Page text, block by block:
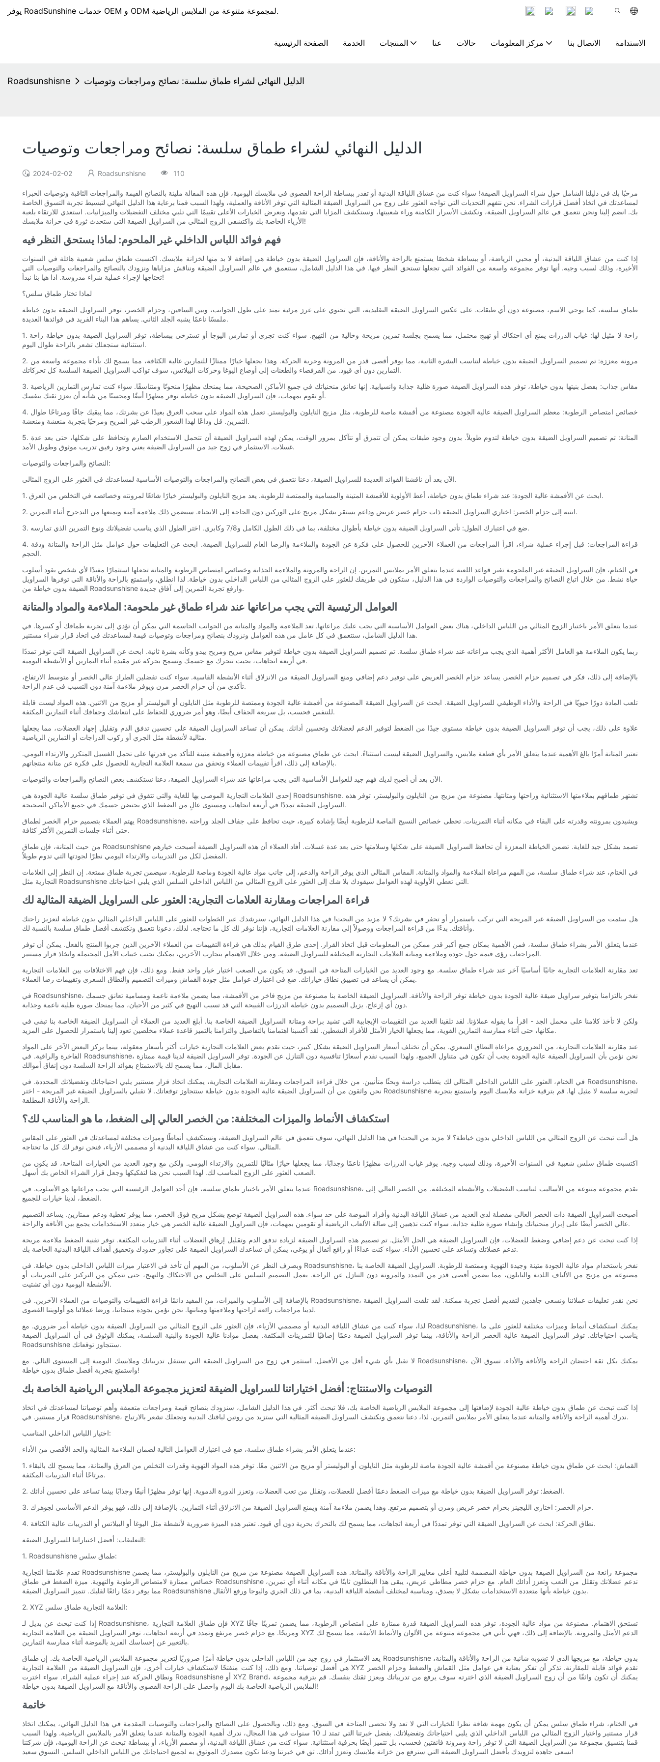
يوفر RoadSunshine خدمات OEM و ODM لمجموعة متنوعة من الملابس الرياضية.
الصفحة الرئيسية الخدمة المنتجات عنا حالات مركز المعلومات الاتصال بنا الاستدامة
Roadsunshisne الدليل النهائي لشراء طماق سلسة: نصائح ومراجعات وتوصيات
الدليل النهائي لشراء طماق سلسة: نصائح ومراجعات وتوصيات
2024-02-02 Roadsunshisne 110
مرحبًا بك في دليلنا الشامل حول شراء السراويل الضيقة! سواء كنت من عشاق اللياقة البدنية أو تقدر ببساطة الراحة القصوى في ملابسك اليومية، فإن هذه المقالة مليئة بالنصائح القيمة والمراجعات الثاقبة وتوصيات الخبراء
لمساعدتك في اتخاذ أفضل قرارات الشراء. نحن نتفهم التحديات التي تواجه العثور على زوج من السراويل الضيقة المثالية التي توفر الأناقة والعملية، ولهذا السبب قمنا برعاية هذا الدليل النهائي لتبسيط تجربة التسوق الخاصة
بك. انضم إلينا ونحن نتعمق في عالم السراويل الضيقة، ونكشف الأسرار الكامنة وراء شعبيتها، ونستكشف المزايا التي تقدمها، ونعرض الخيارات الأعلى تقييمًا التي تلبي مختلف التفضيلات والميزانيات. استعدي للارتقاء بلعبة
الأزياء الخاصة بك واكتشفي الزوج المثالي من السراويل الضيقة التي ستحدث ثورة في خزانة ملابسك!
فهم فوائد اللباس الداخلي غير الملحوم: لماذا يستحق النظر فيه
إذا كنت من عشاق اللياقة البدنية، أو محبي الرياضة، أو ببساطة شخصًا يستمتع بالراحة والأناقة، فإن السراويل الضيقة بدون خياطة هي إضافة لا بد منها لخزانة ملابسك. اكتسبت طماق سلس شعبية هائلة في السنوات
الأخيرة، وذلك لسبب وجيه. أنها توفر مجموعة واسعة من الفوائد التي تجعلها تستحق النظر فيها. في هذا الدليل الشامل، سنتعمق في عالم السراويل الضيقة ونناقش مزاياها ونزودك بالنصائح والمراجعات والتوصيات التي
تحتاجها لإجراء عملية شراء مدروسة. اذا هيا بنا نبدأ!
لماذا تختار طماق سلس؟
طماق سلسة، كما يوحي الاسم، مصنوعة دون أي طبقات. على عكس السراويل الضيقة التقليدية، التي تحتوي على غرز مرئية تمتد على طول الجوانب، وبين الساقين، وحزام الخصر، توفر السراويل الضيقة بدون خياطة
ملمسًا ناعمًا يشبه الجلد الثاني. يساهم هذا البناء الفريد في فوائدها العديدة.
1. راحة لا مثيل لها: غياب الدرزات يمنع أي احتكاك أو تهيج محتمل، مما يسمح بجلسة تمرين مريحة وخالية من التهيج. سواء كنت تجري أو تمارس اليوجا أو تسترخي ببساطة، توفر السراويل الضيقة بدون خياطة راحة
استثنائية ستجعلك تشعر بالراحة طوال اليوم.
2. مرونة معززة: تم تصميم السراويل الضيقة بدون خياطة لتناسب البشرة الثانية، مما يوفر أقصى قدر من المرونة وحرية الحركة. وهذا يجعلها خيارًا ممتازًا للتمارين عالية الكثافة، مما يسمح لك بأداء مجموعة واسعة من
التمارين دون أي قيود. من القرفصاء والطعنات إلى أوضاع اليوغا وحركات البيلاتس، سوف تواكب السراويل الضيقة السلسة كل تحركاتك.
3. مقاس جذاب: بفضل بنيتها بدون خياطة، توفر هذه السراويل الضيقة صورة ظلية جذابة وانسيابية. إنها تعانق منحنياتك في جميع الأماكن الصحيحة، مما يمنحك مظهرًا منحوتًا ومتناسقًا. سواء كنت تمارس التمارين الرياضية
أو تقوم بمهمات، فإن السراويل الضيقة بدون خياطة توفر مظهرًا أنيقًا ومحسنًا من شأنه أن يعزز ثقتك بنفسك.
4. خصائص امتصاص الرطوبة: معظم السراويل الضيقة عالية الجودة مصنوعة من أقمشة ماصة للرطوبة، مثل مزيج النايلون والبوليستر. تعمل هذه المواد على سحب العرق بعيدًا عن بشرتك، مما يبقيك جافًا ومرتاحًا طوال
التمرين. قل وداعًا لهذا الشعور الرطب غير المريح ومرحبًا بتجربة منعشة ومنعشة.
5. المتانة: تم تصميم السراويل الضيقة بدون خياطة لتدوم طويلاً. بدون وجود طبقات يمكن أن تتمزق أو تتآكل بمرور الوقت، يمكن لهذه السراويل الضيقة أن تتحمل الاستخدام الصارم وتحافظ على شكلها، حتى بعد عدة
غسلات. الاستثمار في زوج جيد من السراويل الضيقة يعني وجود رفيق تدريب موثوق وطويل الأمد.
النصائح والمراجعات والتوصيات:
الآن بعد أن ناقشنا الفوائد العديدة للسراويل الضيقة، دعنا نتعمق في بعض النصائح والمراجعات والتوصيات الأساسية لمساعدتك في العثور على الزوج المثالي.
1. ابحث عن الأقمشة عالية الجودة: عند شراء طماق بدون خياطة، أعط الأولوية للأقمشة المتينة والمسامية والممتصة للرطوبة. يعد مزيج النايلون والبوليستر خيارًا شائعًا لمرونته وخصائصه في التخلص من العرق.
2. انتبه إلى حزام الخصر: اختاري السراويل الضيقة ذات حزام خصر عريض وداعم يستقر بشكل مريح على الوركين دون الحاجة إلى الانحناء. سيضمن ذلك ملاءمة آمنة ويمنعها من التدحرج أثناء التمرين.
3. ضع في اعتبارك الطول: تأتي السراويل الضيقة بدون خياطة بأطوال مختلفة، بما في ذلك الطول الكامل و7/8 وكابري. اختر الطول الذي يناسب تفضيلاتك ونوع التمرين الذي تمارسه.
4. قراءة المراجعات: قبل إجراء عملية شراء، اقرأ المراجعات من العملاء الآخرين للحصول على فكرة عن الجودة والملاءمة والرضا العام للسراويل الضيقة. ابحث عن التعليقات حول عوامل مثل الراحة والمتانة ودقة
الحجم.
في الختام، فإن السراويل الضيقة غير الملحومة تغير قواعد اللعبة عندما يتعلق الأمر بملابس التمرين. إن الراحة والمرونة والملاءمة الجذابة وخصائص امتصاص الرطوبة والمتانة تجعلها استثمارًا مفيدًا لأي شخص يقود أسلوب
حياة نشط. من خلال اتباع النصائح والمراجعات والتوصيات الواردة في هذا الدليل، ستكون في طريقك للعثور على الزوج المثالي من اللباس الداخلي بدون خياطة. لذا انطلق، واستمتع بالراحة والأناقة التي توفرها السراويل
الضيقة بدون خياطة من Roadsunshisne وارفع تجربة التمرين إلى آفاق جديدة.
العوامل الرئيسية التي يجب مراعاتها عند شراء طماق غير ملحومة: الملاءمة والمواد والمتانة
عندما يتعلق الأمر باختيار الزوج المثالي من اللباس الداخلي، هناك بعض العوامل الأساسية التي يجب عليك مراعاتها. تعد الملاءمة والمواد والمتانة من الجوانب الحاسمة التي يمكن أن تؤدي إلى تجربة طماقك أو كسرها. في
هذا الدليل الشامل، سنتعمق في كل عامل من هذه العوامل ونزودك بنصائح ومراجعات وتوصيات قيمة لمساعدتك في اتخاذ قرار شراء مستنير.
ربما يكون الملاءمة هو العامل الأكثر أهمية الذي يجب مراعاته عند شراء طماق سلسة. تم تصميم السراويل الضيقة بدون خياطة لتوفير مقاس مريح ومريح يبدو وكأنه بشرة ثانية. ابحث عن السراويل الضيقة التي توفر تمددًا
في أربعة اتجاهات، بحيث تتحرك مع جسمك وتسمح بحركة غير مقيدة أثناء التمارين أو الأنشطة اليومية.
بالإضافة إلى ذلك، فكر في تصميم حزام الخصر. يساعد حزام الخصر العريض على توفير دعم إضافي ومنع السراويل الضيقة من الانزلاق أثناء الأنشطة القاسية. سواء كنت تفضلين الطراز عالي الخصر أو متوسط ​​الارتفاع،
تأكدي من أن حزام الخصر مرن ويوفر ملاءمة آمنة دون التسبب في عدم الراحة.
تلعب المادة دورًا حيويًا في الراحة والأداء الوظيفي للسراويل الضيقة. ابحث عن السراويل الضيقة المصنوعة من أقمشة عالية الجودة وممتصة للرطوبة مثل النايلون أو البوليستر أو مزيج من الاثنين. هذه المواد ليست قابلة
للتنفس فحسب، بل سريعة الجفاف أيضًا، وهو أمر ضروري للحفاظ على انتعاشك وجفافك أثناء التمارين المكثفة.
علاوة على ذلك، يجب أن توفر السراويل الضيقة بدون خياطة مستوى جيدًا من الضغط لتوفير الدعم لعضلاتك وتحسين أدائك. يمكن أن تساعد السراويل الضيقة على تحسين تدفق الدم وتقليل إجهاد العضلات، مما يجعلها
مثالية لأنشطة مثل الجري أو ركوب الدراجات أو التمارين الرياضية.
تعتبر المتانة أمرًا بالغ الأهمية عندما يتعلق الأمر بأي قطعة ملابس، والسراويل الضيقة ليست استثناءً. ابحث عن طماق مصنوعة من خياطة معززة وأقمشة متينة للتأكد من قدرتها على تحمل الغسيل المتكرر والارتداء اليومي.
بالإضافة إلى ذلك، اقرأ تقييمات العملاء وتحقق من سمعة العلامة التجارية للحصول على فكرة عن متانة منتجاتهم.
الآن بعد أن أصبح لديك فهم جيد للعوامل الأساسية التي يجب مراعاتها عند شراء السراويل الضيقة، دعنا نستكشف بعض النصائح والمراجعات والتوصيات.
إحدى العلامات التجارية الموصى بها للغاية والتي تتفوق في توفير طماق سلسة عالية الجودة هي Roadsunshisne. تشتهر طماقهم بملاءمتها الاستثنائية وراحتها ومتانتها. مصنوعة من مزيج من النايلون والبوليستر، توفر هذه
السراويل الضيقة تمددًا في أربعة اتجاهات ومستوى عالٍ من الضغط الذي يحتضن جسمك في جميع الأماكن الصحيحة.
يهتم العملاء بتصميم حزام الخصر لطماق Roadsunshisne، ويشيدون بمرونته وقدرته على البقاء في مكانه أثناء التمرينات. تحظى خصائص النسيج الماصة للرطوبة أيضًا بإشادة كبيرة، حيث تحافظ على جفاف الجلد وراحته
حتى أثناء جلسات التمرين الأكثر كثافة.
من حيث المتانة، فإن طماق Roadsunshisne تصمد بشكل جيد للغاية. تضمن الخياطة المعززة أن تحافظ السراويل الضيقة على شكلها وسلامتها حتى بعد عدة غسلات. أفاد العملاء أن هذه السراويل الضيقة أصبحت خيارهم
المفضل لكل من التدريبات والارتداء اليومي نظرًا لجودتها التي تدوم طويلاً.
في الختام، عند شراء طماق سلسة، من المهم مراعاة الملاءمة والمواد والمتانة. المقاس المثالي الذي يوفر الراحة والدعم، إلى جانب مواد عالية الجودة وماصة للرطوبة، سيضمن تجربة طماق ممتعة. إن النظر إلى العلامات
التجارية مثل Roadsunshisne التي تعطي الأولوية لهذه العوامل سيقودك بلا شك إلى العثور على الزوج المثالي من اللباس الداخلي السلس الذي يلبي احتياجاتك.
قراءة المراجعات ومقارنة العلامات التجارية: العثور على السراويل الضيقة المثالية لك
هل سئمت من السراويل الضيقة غير المريحة التي تركب باستمرار أو تحفر في بشرتك؟ لا مزيد من البحث! في هذا الدليل النهائي، سنرشدك عبر الخطوات للعثور على اللباس الداخلي المثالي بدون خياطة لتعزيز راحتك
وأناقتك. بدءًا من قراءة المراجعات ووصولاً إلى مقارنة العلامات التجارية، فإننا نوفر لك كل ما تحتاجه. لذلك، دعونا نتعمق ونكتشف أفضل طماق سلسة بالنسبة لك.
عندما يتعلق الأمر بشراء طماق سلسة، فمن الأهمية بمكان جمع أكبر قدر ممكن من المعلومات قبل اتخاذ القرار. إحدى طرق القيام بذلك هي قراءة التقييمات من العملاء الآخرين الذين جربوا المنتج بالفعل. يمكن أن توفر
المراجعات رؤى قيمة حول جودة وملاءمة ومتانة العلامات التجارية المختلفة للسراويل الضيقة. ومن خلال الاهتمام بتجارب الآخرين، يمكنك تجنب خيبات الأمل المحتملة واتخاذ قرار مستنير.
تعد مقارنة العلامات التجارية جانبًا أساسيًا آخر عند شراء طماق سلسة. مع وجود العديد من الخيارات المتاحة في السوق، قد يكون من الصعب اختيار خيار واحد فقط. ومع ذلك، فإن فهم الاختلافات بين العلامات التجارية
يمكن أن يساعد في تضييق نطاق خياراتك. ضع في اعتبارك عوامل مثل جودة القماش وميزات التصميم والنطاق السعري وتقييمات رضا العملاء.
في Roadsunshisne، نفخر بالتزامنا بتوفير سراويل ضيقة عالية الجودة بدون خياطة توفر الراحة والأناقة. السراويل الضيقة الخاصة بنا مصنوعة من مزيج فاخر من الأقمشة، مما يضمن ملاءمة ناعمة ومسامية تعانق جسمك
دون أي إزعاج. يزيل التصميم بدون خياطة الدرزات القبيحة التي قد تسبب التهيج في كثير من الأحيان، مما يمنحك صورة ظلية ناعمة وجذابة.
ولكن لا تأخذ كلامنا على محمل الجد - اقرأ ما يقوله عملاؤنا. لقد تلقينا العديد من التقييمات الإيجابية التي تشيد براحة ومتانة السراويل الضيقة الخاصة بنا. أبلغ العديد من العملاء أن السراويل الضيقة الخاصة بنا تبقى في
مكانها، حتى أثناء ممارسة التمارين القوية، مما يجعلها الخيار الأمثل للأفراد النشطين. لقد أكسبنا اهتمامنا بالتفاصيل والتزامنا بالتميز قاعدة عملاء مخلصين تعود إلينا باستمرار للحصول على المزيد.
عند مقارنة العلامات التجارية، من الضروري مراعاة النطاق السعري. يمكن أن تختلف أسعار السراويل الضيقة بشكل كبير، حيث تقدم بعض العلامات التجارية خيارات أكثر بأسعار معقولة، بينما يركز البعض الآخر على المواد
الفاخرة والراقية. في Roadsunshisne، نحن نؤمن بأن السراويل الضيقة عالية الجودة يجب أن تكون في متناول الجميع، ولهذا السبب نقدم أسعارًا تنافسية دون التنازل عن الجودة. توفر السراويل الضيقة لدينا قيمة ممتازة
مقابل المال، مما يسمح لك بالاستمتاع بفوائد الراحة السلسة دون إنفاق أموالك.
في الختام، العثور على اللباس الداخلي المثالي لك يتطلب دراسة وبحثًا متأنيين. من خلال قراءة المراجعات ومقارنة العلامات التجارية، يمكنك اتخاذ قرار مستنير يلبي احتياجاتك وتفضيلاتك المحددة. في Roadsunshisne،
نحن واثقون من أن السراويل الضيقة عالية الجودة بدون خياطة ستتجاوز توقعاتك. لا تقبلي بالسراويل الضيقة غير المريحة - اختر Roadsunshisne لتجربة سلسة لا مثيل لها. قم بترقية خزانة ملابسك اليوم واستمتع بتجربة
الراحة والأناقة المطلقة.
استكشاف الأنماط والميزات المختلفة: من الخصر العالي إلى الضغط، ما هو المناسب لك؟
هل أنت تبحث عن الزوج المثالي من اللباس الداخلي بدون خياطة؟ لا مزيد من البحث! في هذا الدليل النهائي، سوف نتعمق في عالم السراويل الضيقة، ونستكشف أنماطًا وميزات مختلفة لمساعدتك في العثور على المقاس
المثالي. سواء كنت من عشاق اللياقة البدنية أو مصممي الأزياء، فنحن نوفر لك كل ما تحتاجه.
اكتسبت طماق سلس شعبية في السنوات الأخيرة، وذلك لسبب وجيه. يوفر غياب الدرزات مظهرًا ناعمًا وجذابًا، مما يجعلها خيارًا مثاليًا للتمرين والارتداء اليومي. ولكن مع وجود العديد من الخيارات المتاحة، قد يكون من
الصعب العثور على الزوج المناسب لك. لهذا السبب نحن هنا لتفكيكها وجعل قرار الشراء الخاص بك أسهل.
عندما يتعلق الأمر باختيار طماق سلسة، فإن أحد العوامل الرئيسية التي يجب مراعاتها هو الأسلوب. في Roadsunshisne، نقدم مجموعة متنوعة من الأساليب لتناسب التفضيلات والأنشطة المختلفة. من الخصر العالي إلى
الضغط، لدينا خيارات للجميع.
أصبحت السراويل الضيقة ذات الخصر العالي مفضلة لدى العديد من عشاق اللياقة البدنية وأفراد الموضة على حد سواء. هذه السراويل الضيقة توضع بشكل مريح فوق الخصر، مما يوفر تغطية ودعم ممتازين. يساعد التصميم
عالي الخصر أيضًا على إبراز منحنياتك وإنشاء صورة ظلية جذابة. سواء كنت تذهبين إلى صالة الألعاب الرياضية أو تقومين بمهمات، فإن السراويل الضيقة عالية الخصر هي خيار متعدد الاستخدامات يجمع بين الأناقة والراحة.
إذا كنت تبحث عن دعم إضافي وضغط للعضلات، فإن السراويل الضيقة هي الحل الأمثل. تم تصميم هذه السراويل الضيقة لزيادة تدفق الدم وتقليل إرهاق العضلات أثناء التدريبات المكثفة. توفر تقنية الضغط ملاءمة مريحة
تدعم عضلاتك وتساعد على تحسين الأداء. سواء كنت عداءًا أو رافع أثقال أو يوغي، يمكن أن تساعدك السراويل الضيقة على تجاوز حدودك وتحقيق أهداف اللياقة البدنية الخاصة بك.
وبصرف النظر عن الأسلوب، من المهم أن تأخذ في الاعتبار ميزات اللباس الداخلي بدون خياطة. في Roadsunshisne، نفخر باستخدام مواد عالية الجودة متينة وجيدة التهوية وممتصة للرطوبة. السراويل الضيقة الخاصة بنا
مصنوعة من مزيج من الألياف اللدنة والنايلون، مما يضمن أقصى قدر من التمدد والمرونة دون التنازل عن الراحة. يعمل التصميم السلس على التخلص من الاحتكاك والتهيج، حتى تتمكن من التركيز على التمرينات أو
الأنشطة اليومية دون أي تشتيت.
بالإضافة إلى الأسلوب والميزات، من المفيد دائمًا قراءة التقييمات والتوصيات من العملاء الآخرين. في Roadsunshisne، نحن نقدر تعليقات عملائنا ونسعى جاهدين لتقديم أفضل تجربة ممكنة. لقد تلقت السراويل الضيقة
لدينا مراجعات رائعة لراحتها وملاءمتها ومتانتها. نحن نؤمن بجودة منتجاتنا، ورضا عملائنا هو أولويتنا القصوى.
لذا، سواء كنت من عشاق اللياقة البدنية أو مصممي الأزياء، فإن العثور على الزوج المثالي من السراويل الضيقة بدون خياطة أمر ضروري. مع Roadsunshisne، يمكنك استكشاف أنماط وميزات مختلفة للعثور على ما
يناسب احتياجاتك. توفر السراويل الضيقة عالية الخصر الراحة والأناقة، بينما توفر السراويل الضيقة دعمًا إضافيًا للتمرينات المكثفة. بفضل موادنا عالية الجودة والبنية السلسة، يمكنك الوثوق في أن السراويل الضيقة
Roadsunshisne ستتجاوز توقعاتك.
لا تقبل بأي شيء أقل من الأفضل. استثمر في زوج من السراويل الضيقة التي ستنقل تدريباتك وملابسك اليومية إلى المستوى التالي. مع Roadsunshisne، يمكنك بكل ثقة احتضان الراحة والأناقة والأداء. تسوق الآن
واستمتع بتجربة أفضل طماق بدون خياطة!
التوصيات والاستنتاج: أفضل اختياراتنا للسراويل الضيقة لتعزيز مجموعة الملابس الرياضية الخاصة بك
إذا كنت تبحث عن طماق بدون خياطة عالية الجودة لإضافتها إلى مجموعة الملابس الرياضية الخاصة بك، فلا تبحث أكثر. في هذا الدليل الشامل، سنزودك بنصائح قيمة ومراجعات متعمقة وأهم توصياتنا لمساعدتك في اتخاذ
قرار مستنير. في Roadsunshisne، ندرك أهمية الراحة والأناقة والمتانة عندما يتعلق الأمر بملابس التمرين. لذا، دعنا نتعمق ونكتشف السراويل الضيقة المثالية التي ستزيد من روتين لياقتك البدنية وتجعلك تشعر بالارتياح.
اختيار اللباس الداخلي المناسب:
عندما يتعلق الأمر بشراء طماق سلسة، ضع في اعتبارك العوامل التالية لضمان الملاءمة المثالية والحد الأقصى من الأداء:
1. القماش: ابحث عن طماق بدون خياطة مصنوعة من أقمشة عالية الجودة ماصة للرطوبة مثل النايلون أو البوليستر أو مزيج من الاثنين معًا. توفر هذه المواد التهوية وقدرات التخلص من العرق والمتانة، مما يسمح لك بالبقاء
مرتاحًا أثناء التدريبات المكثفة.
2. الضغط: توفر السراويل الضيقة بدون خياطة مع ميزات الضغط دعمًا أفضل للعضلات، وتقلل من تعب العضلات، وتعزز الدورة الدموية. إنها توفر مظهرًا أنيقًا وجذابًا بينما تساعد على تحسين أدائك.
3. حزام الخصر: اختاري الليجينز بحزام خصر عريض ومرن أو بتصميم مرتفع. وهذا يضمن ملاءمة آمنة ويمنع السراويل الضيقة من الانزلاق أثناء التمارين. بالإضافة إلى ذلك، فهو يوفر الدعم الأساسي لجوهرك.
4. نطاق الحركة: ابحث عن السراويل الضيقة التي توفر تمددًا في أربعة اتجاهات، مما يسمح لك بالتحرك بحرية دون أي قيود. تعتبر هذه الميزة ضرورية لأنشطة مثل اليوغا أو البيلاتس أو التدريبات عالية الكثافة.
التعليقات: أفضل اختياراتنا للسراويل الضيقة:
1. Roadsunshisne طماق سلس:
تقدم علامتنا التجارية Roadsunshisne مجموعة رائعة من السراويل الضيقة بدون خياطة المصممة لتلبية أعلى معايير الراحة والأناقة والمتانة. هذه السراويل الضيقة مصنوعة من مزيج من النايلون والبوليستر، مما يضمن
خصائص ممتازة لامتصاص الرطوبة والتهوية. ميزة الضغط في طماق Roadsunshisne تدعم عضلاتك وتقلل من التعب وتعزز أدائك العام. مع حزام خصر مطاطي عريض، يبقى هذا البنطلون ثابتًا في مكانه أثناء أي تمرين،
مما يوفر دعمًا رائعًا لقلبك. تتميز السراويل الضيقة Roadsunshisne بدون خياطة بأنها متعددة الاستخدامات بشكل لا يصدق، ومناسبة لمختلف أنشطة اللياقة البدنية، بما في ذلك الجري واليوجا ورفع الأثقال.
2. XYZ العلامة التجارية طماق سلس:
إذا كنت تبحث عن بديل لـ Roadsunshisne، فإن طماق العلامة التجارية XYZ تستحق الاهتمام. مصنوعة من مواد عالية الجودة، توفر هذه السراويل الضيقة قدرة ممتازة على امتصاص الرطوبة، مما يضمن تمرينًا جافًا
ومريحًا. مع حزام خصر مرتفع وتمدد في أربعة اتجاهات، توفر السراويل الضيقة من العلامة التجارية XYZ الدعم الأمثل والمرونة. بالإضافة إلى ذلك، فهي تأتي في مجموعة متنوعة من الألوان والأنماط الأنيقة، مما يسمح لك
بالتعبير عن إحساسك الفريد بالموضة أثناء ممارسة التمارين.
يعد الاستثمار في زوج جيد من اللباس الداخلي بدون خياطة أمرًا ضروريًا لتعزيز مجموعة الملابس الرياضية الخاصة بك. إن طماق Roadsunshisne بدون خياطة، مع مزيجها الذي لا تشوبه شائبة من الراحة والأناقة والمتانة،
هي أفضل توصياتنا. ومع ذلك، إذا كنت منفتحًا لاستكشاف خيارات أخرى، فإن السراويل الضيقة من العلامة التجارية XYZ تقدم فوائد قابلة للمقارنة. تذكر أن تفكر بعناية في عوامل مثل القماش والضغط وحزام الخصر
ونطاق الحركة عند إجراء عملية الشراء. سواء اخترت Roadsunshisne أو XYZ Brand، يمكنك أن تكون واثقًا من أن زوج السراويل الضيقة الذي اخترته سوف يرفع من تدريباتك ويعزز ثقتك بنفسك. قم بترقية مجموعة
الملابس الرياضية الخاصة بك اليوم واحصل على الراحة القصوى والأناقة مع السراويل الضيقة بدون خياطة!
خاتمة
في الختام، شراء طماق سلس يمكن أن يكون مهمة شاقة نظرا للخيارات التي لا تعد ولا تحصى المتاحة في السوق. ومع ذلك، وبالحصول على النصائح والمراجعات والتوصيات المقدمة في هذا الدليل النهائي، يمكنك اتخاذ
قرار مستنير واختيار الزوج المثالي من اللباس الداخلي الذي يلبي احتياجاتك وتفضيلاتك. بفضل خبرتنا التي تمتد لـ 10 سنوات في هذا المجال، ندرك أهمية الجودة والمتانة عندما يتعلق الأمر بالملابس الرياضية. ولهذا السبب
قمنا بتنسيق مجموعة من السراويل الضيقة التي لا توفر راحة ومرونة فائقتين فحسب، بل تتميز أيضًا بحرفية استثنائية. سواء كنت من عشاق اللياقة البدنية، أو مصمم الأزياء، أو ببساطة تبحث عن الراحة اليومية، فإن شركتنا
تسعى جاهدة لتزويدك بأفضل السراويل الضيقة التي سترفع من خزانة ملابسك وتعزز أدائك. ثق في خبرتنا ودعنا نكون مصدرك الموثوق به لجميع احتياجاتك من اللباس الداخلي السلس. التسوق سعيد!